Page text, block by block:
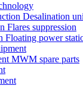
Desalination
Flares suppression
Floating power
MWM spare parts